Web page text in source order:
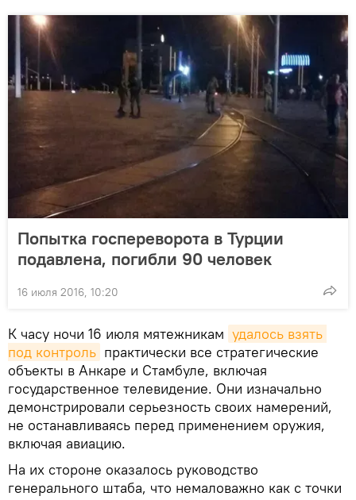
Попытка госпереворота в Турции
подавлена, погибли 90 человек
16 июля 2016, 10:20
К часу ночи 16 июля мятежникам удалось взять
под контроль практически все стратегические
объекты в Анкаре и Стамбуле, включая
государственное телевидение. Они изначально
демонстрировали серьезность своих намерений,
не останавливаясь перед применением оружия,
включая авиацию.
На их стороне оказалось руководство
генерального штаба, что немаловажно как с точки